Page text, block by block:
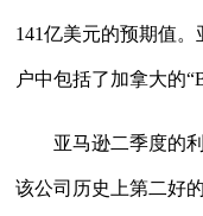
141亿美元的预期值
户中包括了加拿大的
亚马逊二季度的
该公司历史上第二好